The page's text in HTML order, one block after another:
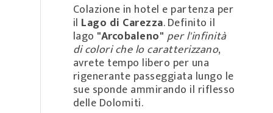
Colazione in hotel e partenza per
il Lago di Carezza. Definito il
lago "Arcobaleno" per l'infinità
di colori che lo caratterizzano,
avrete tempo libero per una
rigenerante passeggiata lungo le
sue sponde ammirando il riflesso
delle Dolomiti.